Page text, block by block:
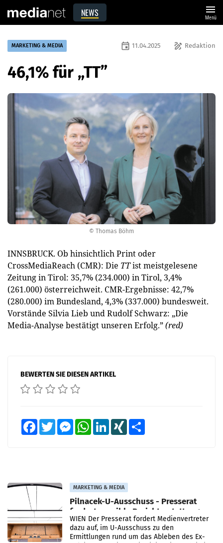
NEWS menu
Menü
© Thomas Böhm
MARKETING & MEDIA draw Redaktion
event 11.04.2025
46,1% für „TT”
INNSBRUCK. Ob hinsichtlich Print oder
CrossMediaReach (CMR): Die TTist meistgelesene
Zeitung in Tirol: 35,7% (234.000) in Tirol, 3,4%
(261.000) österreichweit. CMR-Ergebnisse: 42,7%
(280.000) im Bundesland, 4,3% (337.000) bundesweit.
Vorstände Silvia Lieb und Rudolf Schwarz: „Die
Media-Analyse bestätigt unseren Erfolg.”(red)
BEWERTEN SIE DIESEN ARTIKEL
FacebookTwitter MessengerWhatsAppLinkedInXING
MARKETING & MEDIA
Pilnacek-U-Ausschuss - Presserat
fordert sensible Berichterstattung
WIEN Der Presserat fordert Medienvertreter
dazu auf, im U-Ausschuss zu den
Ermittlungen rund um das Ableben des Ex-